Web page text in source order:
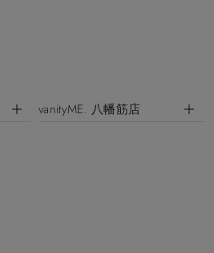
vanityME. 八幡筋店